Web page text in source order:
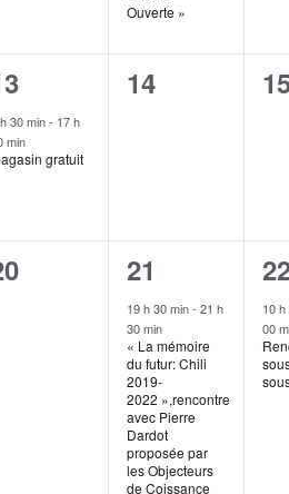
Ouverte »
30 min- 17 h
min
gratuit
0
14
0
évènement,
1
évènement,
21
19 h 30 min- 21 h
30 min
« La mémoire
du futur: Chili
2019-
2022 »,rencontre
avec Pierre
Dardot
proposée par
les Objecteurs
de Coissance
1
10
00